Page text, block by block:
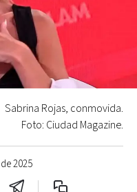
2025
Sabrina Rojas, conmovida.
Foto: Ciudad Magazine.